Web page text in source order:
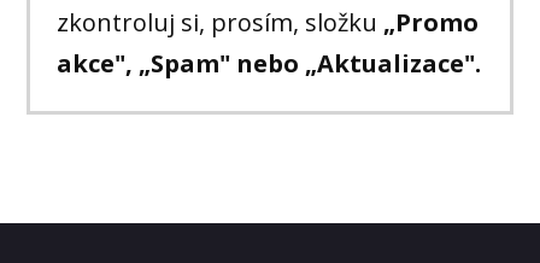
zkontroluj si, prosím, složku „Promo
akce", „Spam" nebo „Aktualizace".